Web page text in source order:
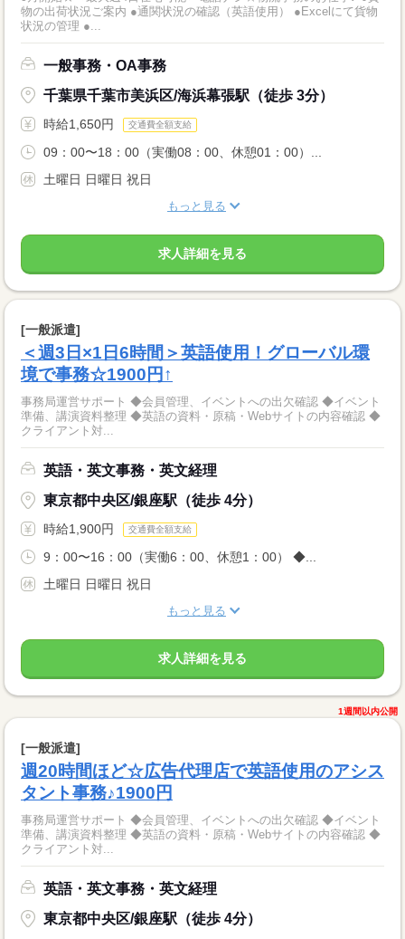
物の出荷状況ご案内 ●通関状況の確認（英語使用） ●Excelにて貨物
状況の管理 ●...
一般事務・OA事務
千葉県千葉市美浜区/海浜幕張駅（徒歩 3分）
時給1,650円 交通費全額支給
09：00〜18：00（実働08：00、休憩01：00）...
土曜日 日曜日 祝日
もっと見る
求人詳細を見る
[一般派遣]
＜週3日×1日6時間＞英語使用！グローバル環
境で事務☆1900円↑
事務局運営サポート ◆会員管理、イベントへの出欠確認 ◆イベント
準備、講演資料整理 ◆英語の資料・原稿・Webサイトの内容確認 ◆
クライアント対...
英語・英文事務・英文経理
東京都中央区/銀座駅（徒歩 4分）
時給1,900円 交通費全額支給
9：00〜16：00（実働6：00、休憩1：00） ◆...
土曜日 日曜日 祝日
もっと見る
求人詳細を見る
1週間以内公開
[一般派遣]
週20時間ほど☆広告代理店で英語使用のアシス
タント事務♪1900円
事務局運営サポート ◆会員管理、イベントへの出欠確認 ◆イベント
準備、講演資料整理 ◆英語の資料・原稿・Webサイトの内容確認 ◆
クライアント対...
英語・英文事務・英文経理
東京都中央区/銀座駅（徒歩 4分）